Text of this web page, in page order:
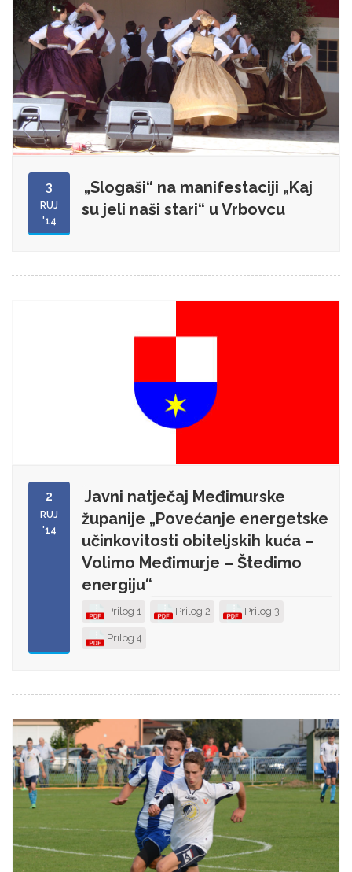
3
RUJ
'14
„Slogaši“ na manifestaciji „Kaj
su jeli naši stari“ u Vrbovcu
2
RUJ
'14
Javni natječaj Međimurske
županije „Povećanje energetske
učinkovitosti obiteljskih kuća –
Volimo Međimurje – Štedimo
energiju“
Prilog 1 Prilog 2 Prilog 3
Prilog 4